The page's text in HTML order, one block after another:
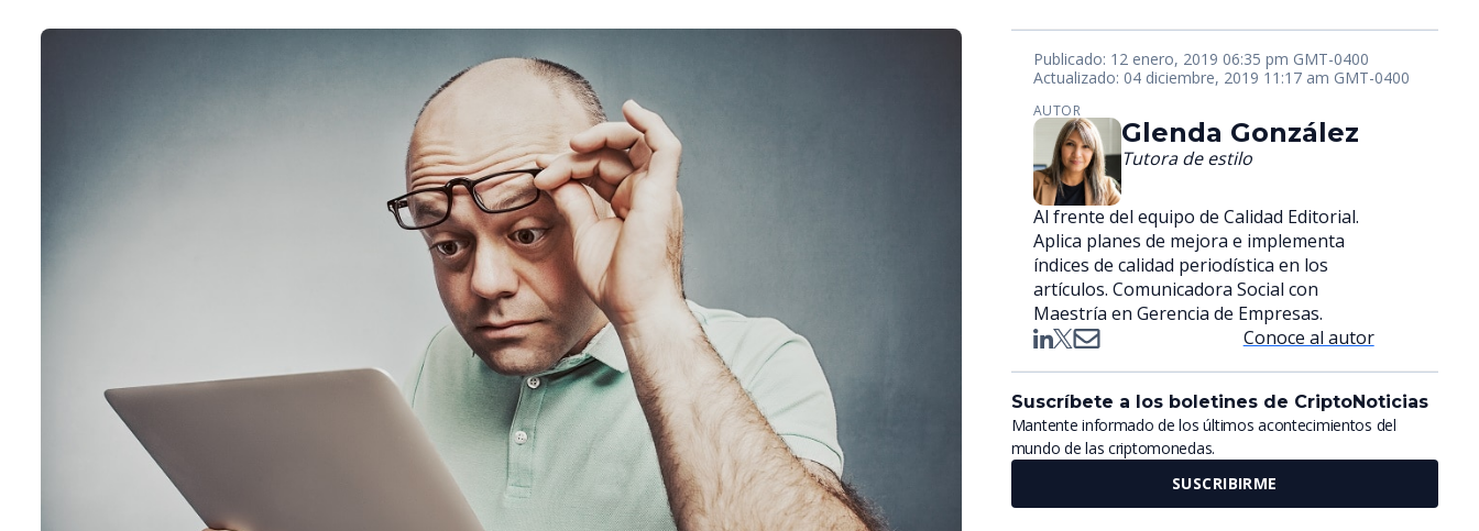
Publicado: 12 enero, 2019 06:35 pm GMT-0400
Actualizado: 04 diciembre, 2019 11:17 am GMT-0400
AUTOR
Glenda González
Tutora de estilo
Al frente del equipo de Calidad Editorial.
Aplica planes de mejora e implementa
índices de calidad periodística en los
artículos. Comunicadora Social con
Maestría en Gerencia de Empresas.
Conoce al autor
Suscríbete a los boletines de CriptoNoticias
Mantente informado de los últimos acontecimientos del
mundo de las criptomonedas.
SUSCRIBIRME